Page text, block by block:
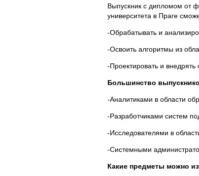
Выпускник с дипломом от
университета в Праге
-Обрабатывать и
-Освоить алгоритмы из
-Проектировать и
Большинство
-Аналитиками в области
-Разработчиками систем
-Исследователями в
-Системными
Какие предметы можно